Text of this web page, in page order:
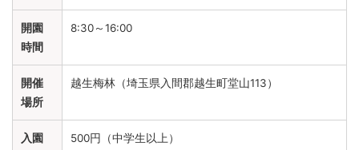
開園
時間
8:30～16:00
開催
場所
越生梅林（埼玉県入間郡越生町堂山113）
入園
500円（中学生以上）